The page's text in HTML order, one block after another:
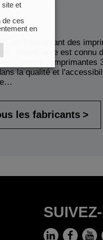
en fournissant des
FlashForge est connu
d'imprimantes
la qualité et
les fabricants
site et
de ces
en